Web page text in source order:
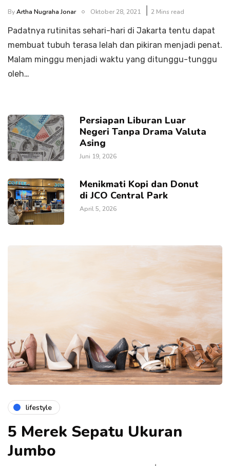
ByArtha Nugraha Jonar Oktober 28, 2021 2 Mins read
Padatnya rutinitas sehari-hari di Jakarta tentu dapat
membuat tubuh terasa lelah dan pikiran menjadi penat.
Malam minggu menjadi waktu yang ditunggu-tunggu
oleh…
Persiapan Liburan Luar
Negeri Tanpa Drama Valuta
Asing
Juni 19, 2026
Menikmati Kopi dan Donut
di JCO Central Park
April 5, 2026
lifestyle
5 Merek Sepatu Ukuran
Jumbo